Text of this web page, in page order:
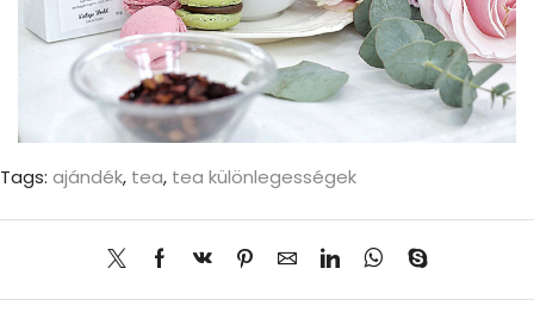
Tags: ajándék, tea, tea különlegességek